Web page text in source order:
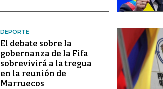
DEPORTE
El debate sobre la
gobernanza de la Fifa
sobrevivirá a la tregua
en la reunión de
Marruecos